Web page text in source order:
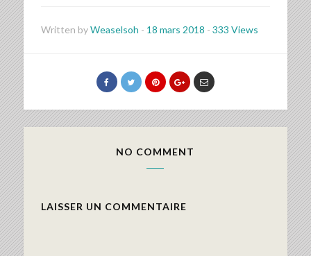
Written byWeaselsoh - 18 mars 2018 - 333 Views
NO COMMENT
LAISSER UN COMMENTAIRE